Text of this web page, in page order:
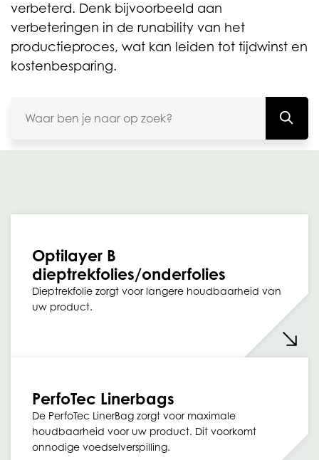
verbeterd. Denk bijvoorbeeld aan
verbeteringen in de runability van het
productieproces, wat kan leiden tot tijdwinst en
kostenbesparing.
Optilayer B
dieptrekfolies/onderfolies
Dieptrekfolie zorgt voor langere houdbaarheid van
uw product.
PerfoTec Linerbags
De PerfoTec LinerBag zorgt voor maximale
houdbaarheid voor uw product. Dit voorkomt
onnodige voedselverspilling.